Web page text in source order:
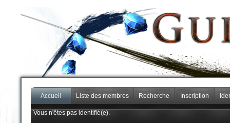
Accueil Liste des membres Recherche Inscription
Vous n'êtes pas identifié(e).